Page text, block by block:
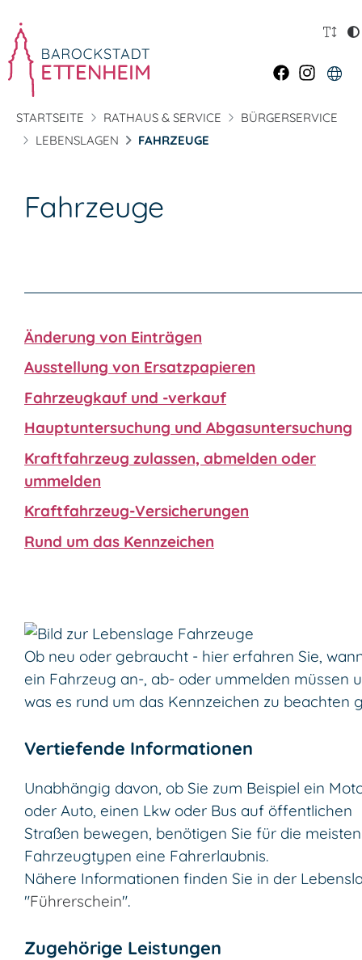
STARTSEITE RATHAUS & SERVICE
BÜRGERSERVICE
LEBENSLAGEN
FAHRZEUGE
Fahrzeuge
Änderung von Einträgen
Ausstellung von Ersatzpapieren
Fahrzeugkauf und -verkauf
Hauptuntersuchung und Abgasuntersuchung
Kraftfahrzeug zulassen, abmelden oder
ummelden
Kraftfahrzeug-Versicherungen
Rund um das Kennzeichen
Ob neu oder gebraucht - hier erfahren Sie,
ein Fahrzeug an-, ab- oder ummelden müssen
was es rund um das Kennzeichen zu beachten
Vertiefende Informationen
Unabhängig davon, ob Sie zum Beispiel ein
oder Auto, einen Lkw oder Bus auf öffentlichen
Straßen bewegen, benötigen Sie für die meisten
Fahrzeugtypen eine Fahrerlaubnis.
Nähere Informationen finden Sie in der
"Führerschein".
Zugehörige Leistungen